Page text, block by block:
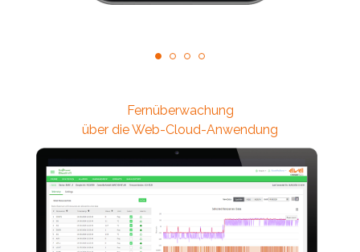
Fernüberwachung
über die Web-Cloud-Anwendung